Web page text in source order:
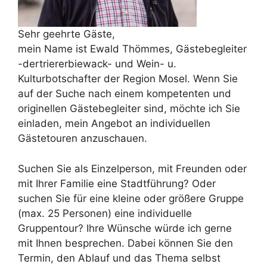
Sehr geehrte Gäste,
mein Name ist Ewald Thömmes, Gästebegleiter
-dertriererbiewack- und Wein- u.
Kulturbotschafter der Region Mosel. Wenn Sie
auf der Suche nach einem kompetenten und
originellen Gästebegleiter sind, möchte ich Sie
einladen, mein Angebot an individuellen
Gästetouren anzuschauen.
Suchen Sie als Einzelperson, mit Freunden oder
mit Ihrer Familie eine Stadtführung? Oder
suchen Sie für eine kleine oder größere Gruppe
(max. 25 Personen) eine individuelle
Gruppentour? Ihre Wünsche würde ich gerne
mit Ihnen besprechen. Dabei können Sie den
Termin, den Ablauf und das Thema selbst